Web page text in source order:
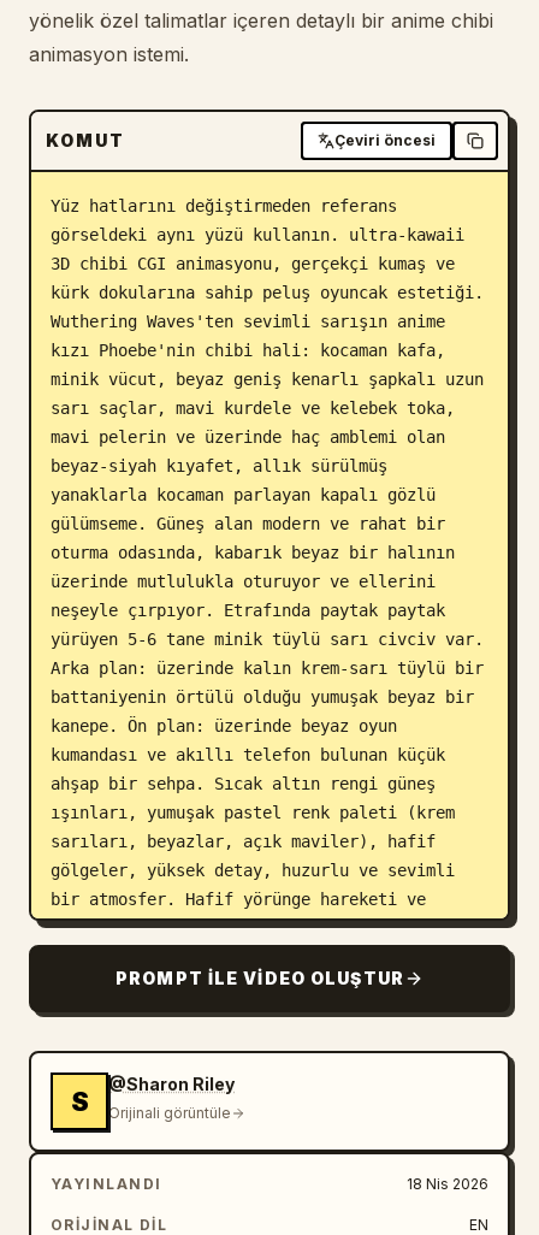
Güncellemeler
yönelik özel talimatlar içeren detaylı bir anime chibi
animasyon istemi.
KOMUT Çeviri öncesi
Yüz hatlarını değiştirmeden referans
görseldeki aynı yüzü kullanın. ultra-kawaii
3D chibi CGI animasyonu, gerçekçi kumaş ve
kürk dokularına sahip peluş oyuncak estetiği.
Wuthering Waves'ten sevimli sarışın anime
kızı Phoebe'nin chibi hali: kocaman kafa,
minik vücut, beyaz geniş kenarlı şapkalı uzun
sarı saçlar, mavi kurdele ve kelebek toka,
mavi pelerin ve üzerinde haç amblemi olan
beyaz-siyah kıyafet, allık sürülmüş
yanaklarla kocaman parlayan kapalı gözlü
gülümseme. Güneş alan modern ve rahat bir
oturma odasında, kabarık beyaz bir halının
üzerinde mutlulukla oturuyor ve ellerini
neşeyle çırpıyor. Etrafında paytak paytak
yürüyen 5-6 tane minik tüylü sarı civciv var.
Arka plan: üzerinde kalın krem-sarı tüylü bir
battaniyenin örtülü olduğu yumuşak beyaz bir
kanepe. Ön plan: üzerinde beyaz oyun
kumandası ve akıllı telefon bulunan küçük
ahşap bir sehpa. Sıcak altın rengi güneş
ışınları, yumuşak pastel renk paleti (krem
sarıları, beyazlar, açık maviler), hafif
gölgeler, yüksek detay, huzurlu ve sevimli
bir atmosfer. Hafif yörünge hareketi ve
yumuşak yakınlaştırma ile yavaş ve nazik
PROMPT ILE VIDEO OLUŞTUR
S
@Sharon Riley
Orijinali görüntüle
YAYINLANDI 18 Nis 2026
ORIJINAL DIL EN